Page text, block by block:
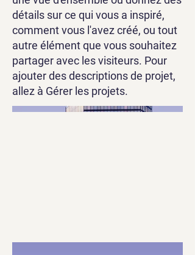
détails sur ce qui vous a inspiré,
comment vous l'avez créé, ou tout
autre élément que vous souhaitez
partager avec les visiteurs. Pour
ajouter des descriptions de projet,
allez à Gérer les projets.